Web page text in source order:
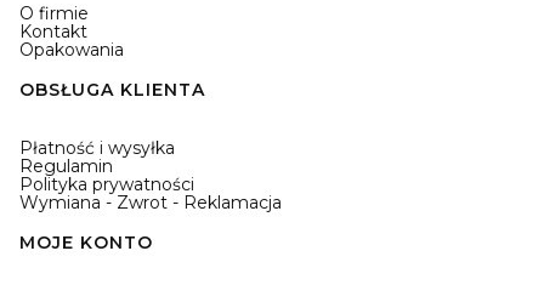
O firmie
Kontakt
Opakowania
OBSŁUGA KLIENTA
Płatność i wysyłka
Regulamin
Polityka prywatności
Wymiana - Zwrot - Reklamacja
MOJE KONTO